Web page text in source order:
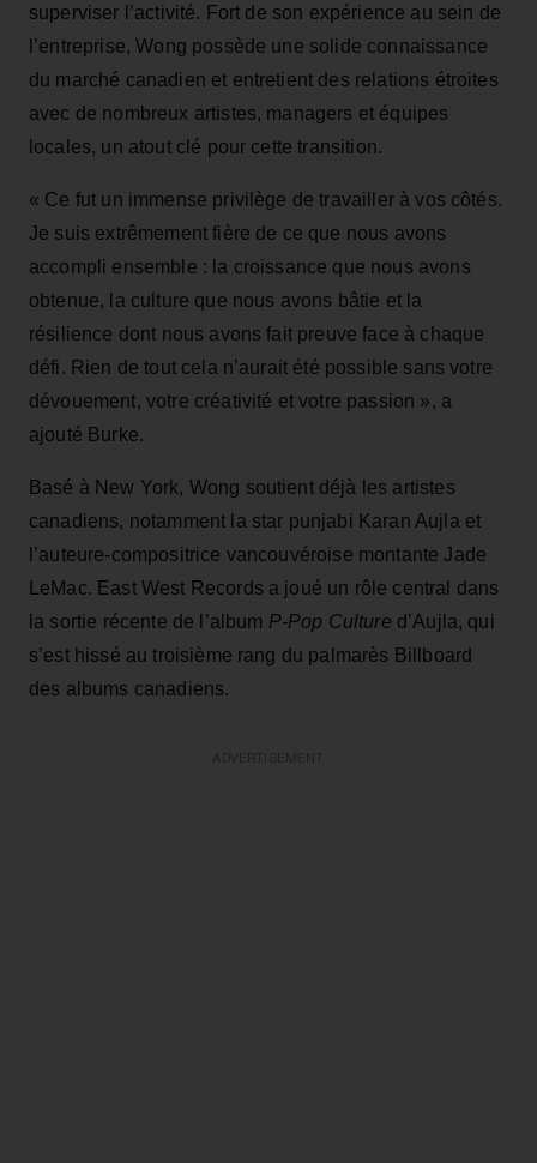
superviser l’activité. Fort de son expérience au sein de
l’entreprise, Wong possède une solide connaissance
du marché canadien et entretient des relations étroites
avec de nombreux artistes, managers et équipes
locales, un atout clé pour cette transition.
« Ce fut un immense privilège de travailler à vos côtés.
Je suis extrêmement fière de ce que nous avons
accompli ensemble : la croissance que nous avons
obtenue, la culture que nous avons bâtie et la
résilience dont nous avons fait preuve face à chaque
défi. Rien de tout cela n’aurait été possible sans votre
dévouement, votre créativité et votre passion », a
ajouté Burke.
Basé à New York, Wong soutient déjà les artistes
canadiens, notamment la star punjabi Karan Aujla et
l’auteure-compositrice vancouvéroise montante Jade
LeMac. East West Records a joué un rôle central dans
la sortie récente de l’album P-Pop Culture d’Aujla, qui
s’est hissé au troisième rang du palmarès Billboard
des albums canadiens.